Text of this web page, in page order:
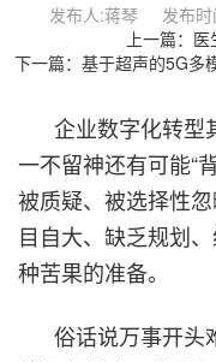
发布人:蒋琴 发布
上一篇： 医
下一篇： 基于超声的5G多
企业数字化转型
一不留神还有可能“
被质疑、被选择性
目自大、缺乏规划
种苦果的准备。
俗话说万事开头